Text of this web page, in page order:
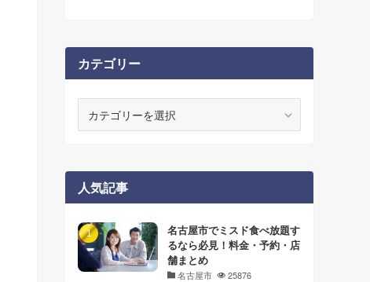
カテゴリー
ー
人気記事
名古屋市でミスド食べ放題す
るなら必見！料金・予約・店
舗まとめ
名古屋市 25876